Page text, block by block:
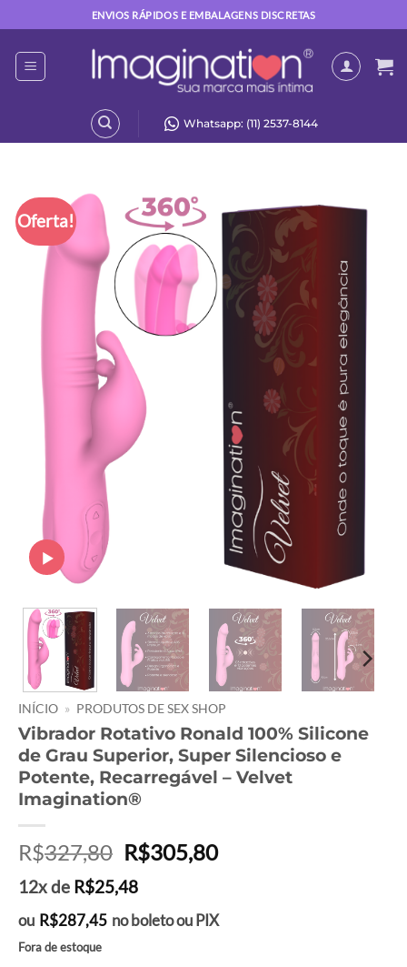
to
content
ENVIOS RÁPIDOS E EMBALAGENS DISCRETAS
Whatsapp: (11) 2537-8144
Oferta!
INÍCIO » PRODUTOS DE SEX SHOP
Vibrador Rotativo Ronald 100% Silicone
de Grau Superior, Super Silencioso e
Potente, Recarregável – Velvet
Imagination®
R$327,80 O
preço
original
era:
R$305,80O
é:
12x de R$25,48
ou R$287,45 no boleto ou PIX
Fora de estoque